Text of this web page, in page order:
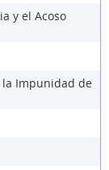
y el Acoso
la Impunidad de